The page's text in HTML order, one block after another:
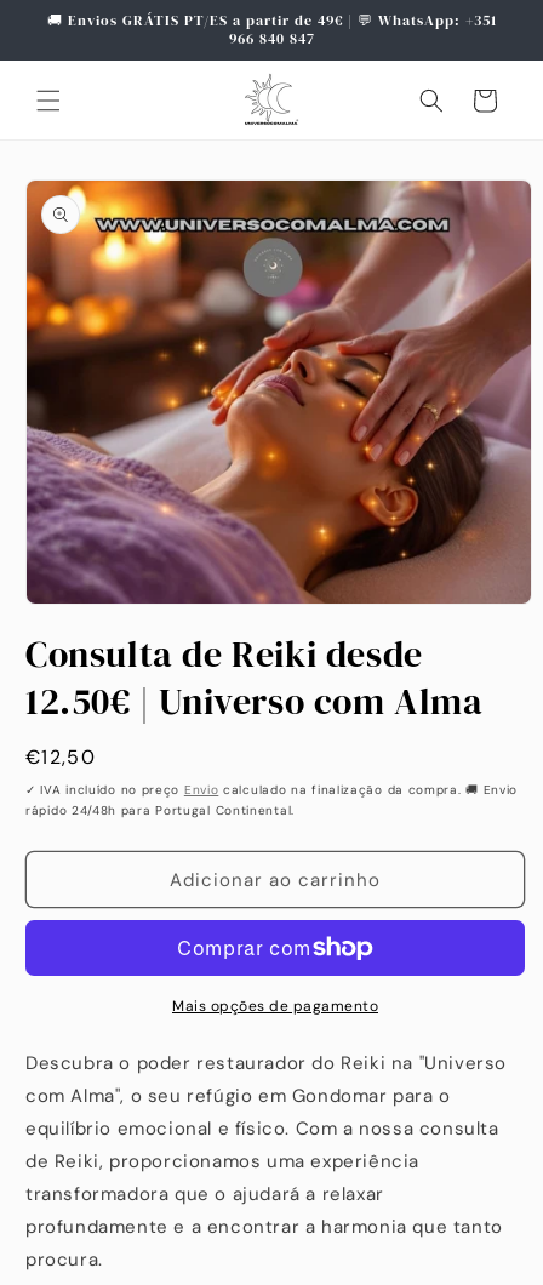
para o
🚚 Envios GRÁTIS PT/ES a partir de 49€ | 💬 WhatsApp: +351
966 840 847
Carrinho
a
informação
do produto
multimédia
1
modal
Consulta de Reiki desde
12.50€ | Universo com Alma
Preço
habitual
€12,50
✓ IVA incluído no preço Envio calculado na finalização da compra. 🚚 Envio
rápido 24/48h para Portugal Continental.
Adicionar ao carrinho
Mais opções de pagamento
Descubra o poder restaurador do Reiki na "Universo
com Alma", o seu refúgio em Gondomar para o
equilíbrio emocional e físico. Com a nossa consulta
de Reiki, proporcionamos uma experiência
transformadora que o ajudará a relaxar
profundamente e a encontrar a harmonia que tanto
procura.